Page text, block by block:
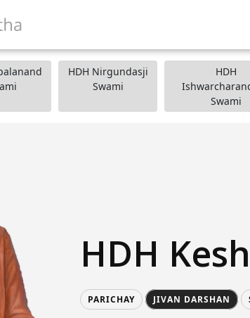
HDH Nirgundasji
Swami
HDH
Swami
HDH
PARICHAY JIVAN DARSHAN